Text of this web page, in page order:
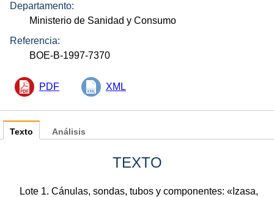
Departamento:
Ministerio de Sanidad y Consumo
Referencia:
BOE-B-1997-7370
PDF XML
Texto
TEXTO
Lote 1. Cánulas, sondas, tubos y componentes: «Izasa,
Análisis